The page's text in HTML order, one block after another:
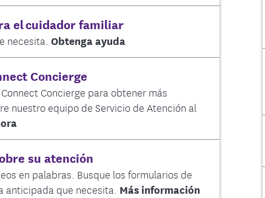
el cuidador familiar
necesita. Obtenga ayuda
Concierge
Concierge para obtener más
nuestro equipo de Servicio de Atención al
su atención
en palabras. Busque los formularios de
anticipada que necesita. Más información